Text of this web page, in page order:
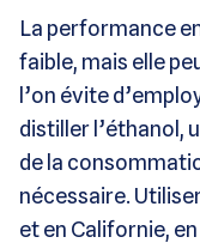
La performance
faible, mais elle
l’on évite
distiller l’éthanol,
de la
nécessaire.
et en Californie,